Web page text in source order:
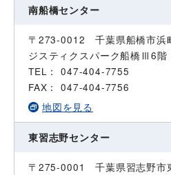
南船橋センター
〒273-0012 千葉県船橋市
ジスティクスパーク船橋Ⅲ6階
TEL： 047-404-7755
FAX： 047-404-7756
地図を見る
東習志野センター
〒275-0001 千葉県習志野